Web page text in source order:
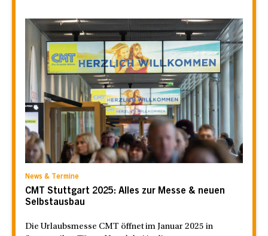
News & Termine
CMT Stuttgart 2025: Alles zur Messe & neuen
Selbstausbau
Die Urlaubsmesse CMT öffnet im Januar 2025 in